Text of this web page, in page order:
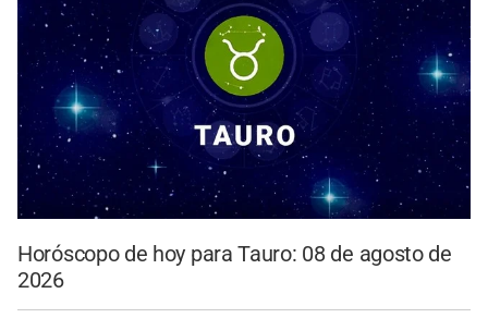
Horóscopo de hoy para Tauro: 08 de agosto de
2026